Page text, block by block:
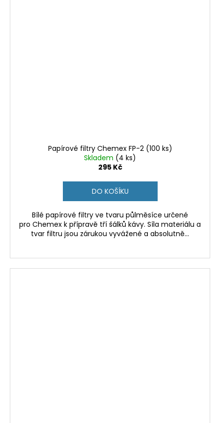
Papírové filtry Chemex FP-2 (100 ks)
Skladem (4 ks)
295 Kč
DO KOŠÍKU
Bílé papírové filtry ve tvaru půlměsíce určené
pro Chemex k přípravě tří šálků kávy. Síla materiálu a
tvar filtru jsou zárukou vyvážené a absolutně...